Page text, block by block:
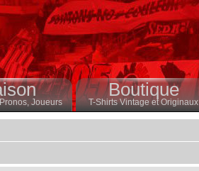
Pronos, Joueurs
Boutique
T-Shirts Vintage et Originaux